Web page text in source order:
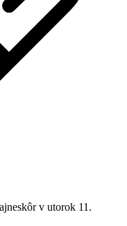
v utorok 11.